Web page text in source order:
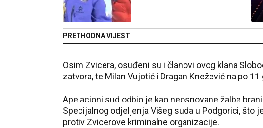
PRETHODNA VIJEST
Osim Zvicera, osuđeni su i članovi ovog klana
zatvora, te Milan Vujotić i Dragan Knežević na po 11
Apelacioni sud odbio je kao neosnovane žalbe
Specijalnog odjeljenja Višeg suda u Podgorici, što
protiv Zvicerove kriminalne organizacije.